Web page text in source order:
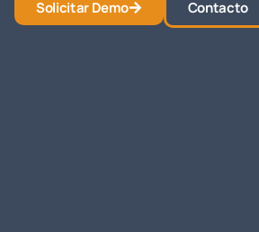
Solicitar Demo Contacto